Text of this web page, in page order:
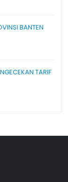
BANTEN
TARIF